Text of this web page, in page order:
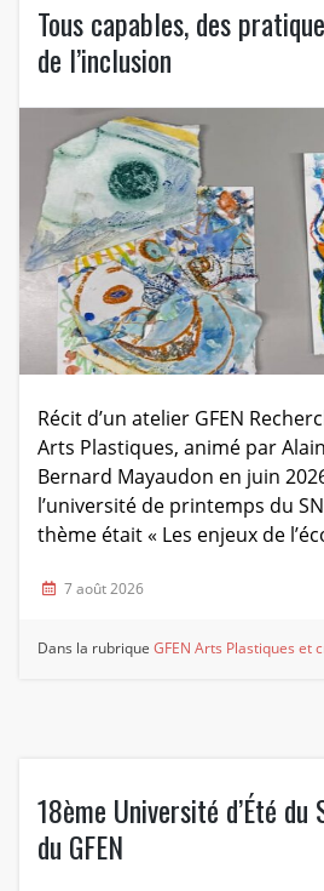
Tous capables, des
de l’inclusion
Récit d’un atelier GFEN
Arts Plastiques, animé par
Bernard Mayaudon en juin
l’université de printemps du
thème était « Les enjeux de
7 août 2026
Dans la rubriqueGFEN Arts Plastiques et
18ème Université d’Été du
du GFEN